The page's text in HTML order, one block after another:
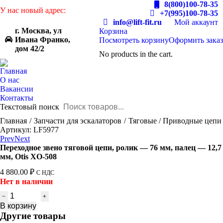
У нас новый адрес:
г. Москва, ул
Ивана Франко,
дом 42/2
8(800)100-78-35
+7(995)100-78-35
info@lift-fit.ru
Мой аккаунт
Корзина
Посмотреть корзинуОформить заказ
No products in the cart.
Главная
О нас
Вакансии
Контакты
Текстовый поиск
You are here:
Главная Запчасти для эскалаторов
Тяговые / Приводные цепи
Артикул: LF5977
PrevNext
Переходное звено тяговой цепи, ролик — 76 мм, палец — 12,7
мм, Otis XO-508
4 880.00 ₽ С НДС
Нет в наличии
Количество
товара
Переходное
В корзину
Другие товары